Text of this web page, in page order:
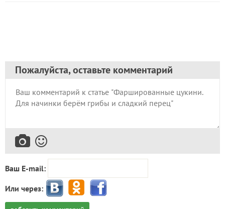
Пожалуйста, оставьте комментарий
Ваш E-mail:
Или через: